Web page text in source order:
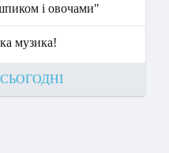
і овочами"
музика!